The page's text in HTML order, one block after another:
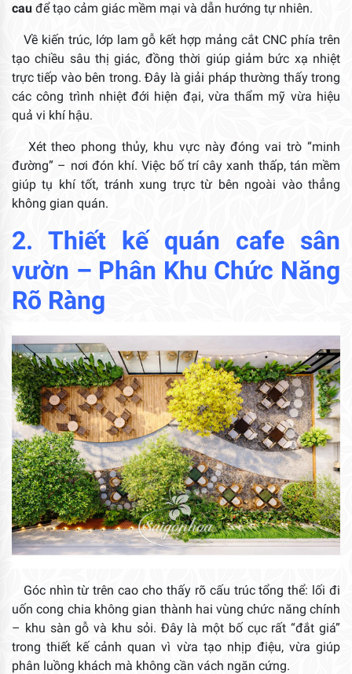
cau để tạo cảm giác mềm mại và dẫn hướng tự nhiên.
Về kiến trúc, lớp lam gỗ kết hợp mảng cắt CNC phía trên
tạo chiều sâu thị giác, đồng thời giúp giảm bức xạ nhiệt
trực tiếp vào bên trong. Đây là giải pháp thường thấy trong
các công trình nhiệt đới hiện đại, vừa thẩm mỹ vừa hiệu
quả vi khí hậu.
Xét theo phong thủy, khu vực này đóng vai trò “minh
đường” – nơi đón khí. Việc bố trí cây xanh thấp, tán mềm
giúp tụ khí tốt, tránh xung trực từ bên ngoài vào thẳng
không gian quán.
2. Thiết kế quán cafe sân
vườn – Phân Khu Chức Năng
Rõ Ràng
Góc nhìn từ trên cao cho thấy rõ cấu trúc tổng thể: lối đi
uốn cong chia không gian thành hai vùng chức năng chính
– khu sàn gỗ và khu sỏi. Đây là một bố cục rất “đắt giá”
trong thiết kế cảnh quan vì vừa tạo nhịp điệu, vừa giúp
phân luồng khách mà không cần vách ngăn cứng.